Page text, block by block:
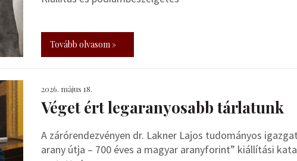
Tovább olvasom »
2026. május 18.
Véget ért legaranyosabb tárlatunk
A zárórendezvényen dr. Lakner Lajos tudományos
arany útja – 700 éves a magyar aranyforint” kiállítási